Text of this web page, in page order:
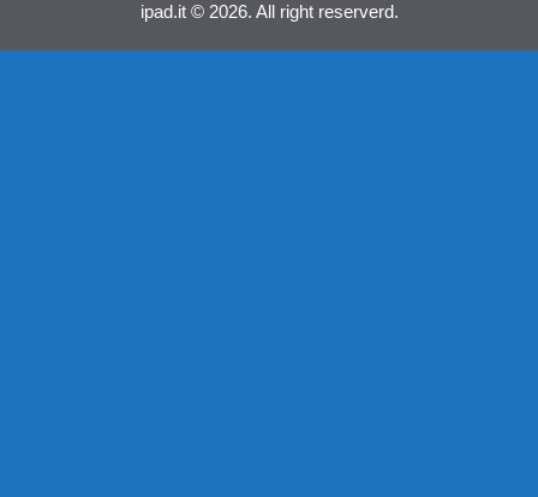
ipad.it © 2026. All right reserverd.